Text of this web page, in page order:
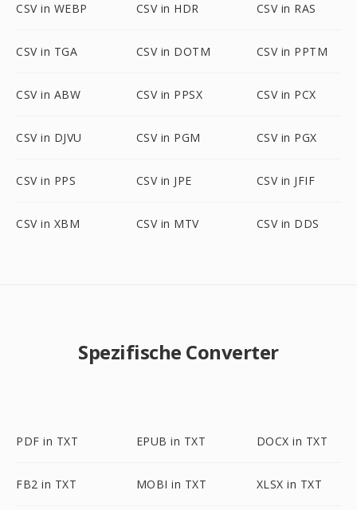
CSV in WEBP CSV in HDR CSV in RAS
CSV in TGA CSV in DOTM CSV in PPTM
CSV in ABW CSV in PPSX CSV in PCX
CSV in DJVU CSV in PGM CSV in PGX
CSV in PPS CSV in JPE CSV in JFIF
CSV in XBM CSV in MTV CSV in DDS
Spezifische Converter
PDF in TXT EPUB in TXT DOCX in TXT
FB2 in TXT MOBI in TXT XLSX in TXT